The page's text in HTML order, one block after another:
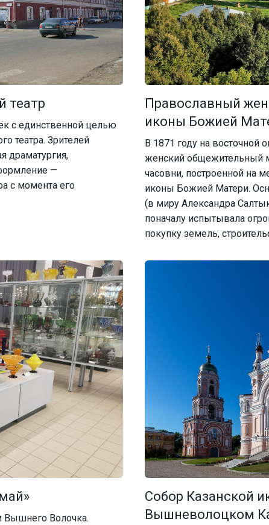
театр
с единственной целью
театра. Зрителей
драматургия,
—
с момента его
Православный
иконы Божией
В 1871 году на восточной
женский общежительный
часовни, построенной на
иконы Божией Матери.
(в миру Александра
поначалу испытывала
покупку земель,
Вышнего Волочка.
Собор Казанской
Вышневолоцком